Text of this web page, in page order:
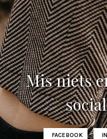
Mis niets
FACEBOOK